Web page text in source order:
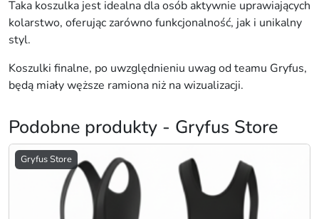
k
Taka koszulka jest idealna dla osób aktywnie uprawiających
kolarstwo, oferując zarówno funkcjonalność, jak i unikalny
styl.
Koszulki finalne, po uwzględnieniu uwag od teamu Gryfus,
będą miały węższe ramiona niż na wizualizacji.
Podobne produkty - Gryfus Store
Gryfus Store